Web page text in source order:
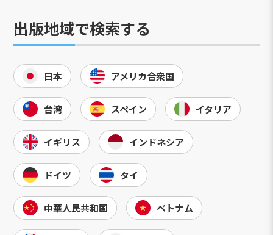
出版地域で検索する
日本 アメリカ合衆国
台湾 スペイン イタリア
イギリス インドネシア
ドイツ タイ
中華人民共和国 ベトナム